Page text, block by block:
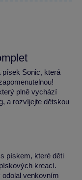
písek Sonic, která
plně vychází
a rozvíjejte dětskou
pískem, které děti
kreací.
venkovním